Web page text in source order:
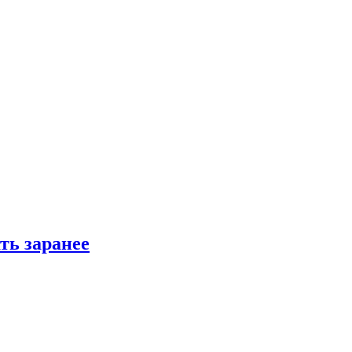
заранее